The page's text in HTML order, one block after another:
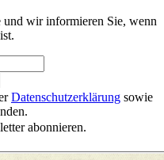
wir informieren Sie, wenn
Datenschutzerklärung sowie
abonnieren.